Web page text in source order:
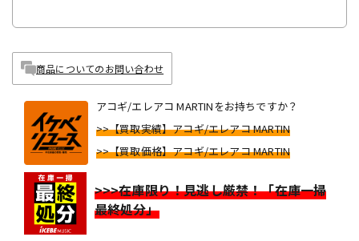
商品についてのお問い合わせ
アコギ/エレアコ MARTINをお持ちですか？
>>【買取実績】アコギ/エレアコ MARTIN
>>【買取価格】アコギ/エレアコ MARTIN
>>>在庫限り！見逃し厳禁！「在庫一掃
最終処分」